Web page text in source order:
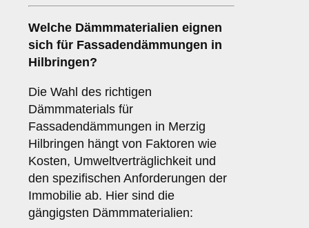
Welche Dämmmaterialien eignen
sich für Fassadendämmungen in
Hilbringen?
Die Wahl des richtigen
Dämmmaterials für
Fassadendämmungen in Merzig
Hilbringen hängt von Faktoren wie
Kosten, Umweltverträglichkeit und
den spezifischen Anforderungen der
Immobilie ab. Hier sind die
gängigsten Dämmmaterialien: